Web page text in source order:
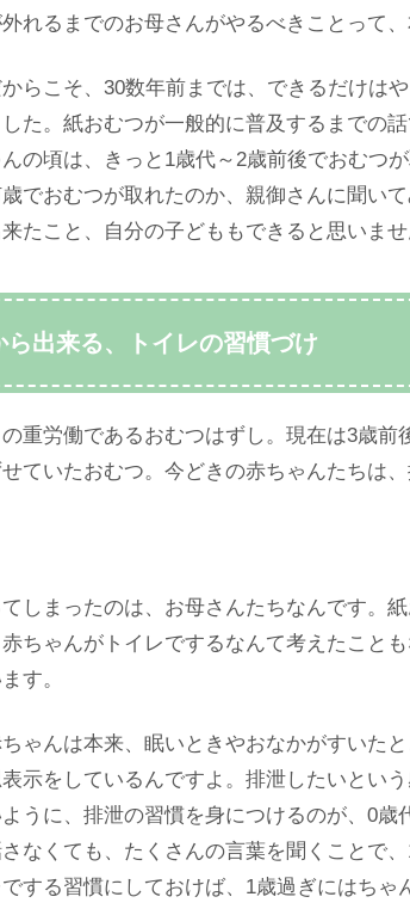
れるまでのお母さんがやるべきことって、
らこそ、30数年前までは、できるだけは
た。紙おむつが一般的に普及するまでの
の頃は、きっと1歳代～2歳前後でおむつ
でおむつが取れたのか、親御さんに聞いて
たこと、自分の子どももできると思いませ
ら出来る、トイレの習慣づけ
重労働であるおむつはずし。現在は3歳
ていたおむつ。今どきの赤ちゃんたちは
しまったのは、お母さんたちなんです。
ちゃんがトイレでするなんて考えたこと
す。
ゃんは本来、眠いときやおなかがすいた
示をしているんですよ。排泄したいとい
うに、排泄の習慣を身につけるのが、0歳
なくても、たくさんの言葉を聞くことで
でする習慣にしておけば、1歳過ぎにはち